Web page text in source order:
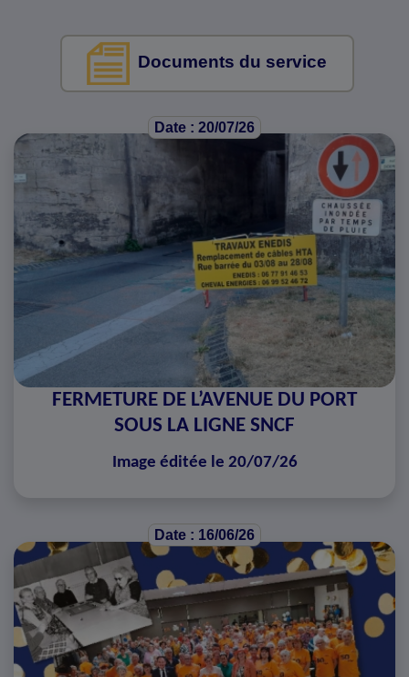
Documents du service
Date : 20/07/26
FERMETURE DE L’AVENUE DU PORT
SOUS LA LIGNE SNCF
Image éditée le 20/07/26
Date : 16/06/26